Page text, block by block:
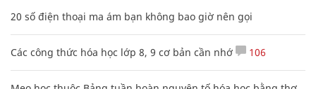
20 số điện thoại ma ám bạn không bao giờ nên gọi
Các công thức hóa học lớp 8, 9 cơ bản cần nhớ 106